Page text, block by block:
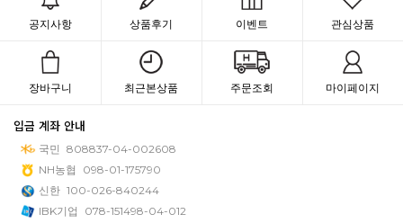
공지사항 상품후기 이벤트 관심상품
장바구니 최근본상품 주문조회 마이페이지
입금 계좌 안내
국민 808837-04-002608
NH농협
098-01-175790
신한 100-026-840244
IBK기업
078-151498-04-012